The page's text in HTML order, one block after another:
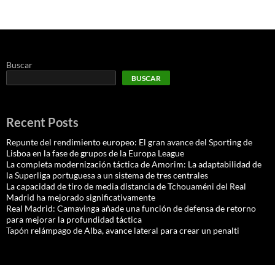
Buscar
BUSCAR
Recent Posts
Repunte del rendimiento europeo: El gran avance del Sporting de
Lisboa en la fase de grupos de la Europa League
La completa modernización táctica de Amorim: La adaptabilidad de
la Superliga portuguesa a un sistema de tres centrales
La capacidad de tiro de media distancia de Tchouaméni del Real
Madrid ha mejorado significativamente
Real Madrid: Camavinga añade una función de defensa de retorno
para mejorar la profundidad táctica
Tapón relámpago de Alba, avance lateral para crear un penalti